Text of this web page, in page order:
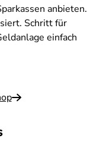
anbieten.
Schritt für
einfach